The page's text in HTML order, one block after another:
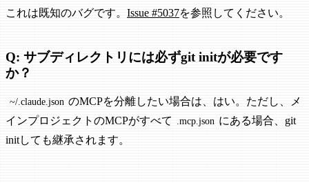
これは既知のバグです。 Issue #5037を参照してください。
Q: サブディレクトリには必ずgit initが必要です
か？
~/.claude.json のMCPを分離したい場合は、はい。ただし、メ
インプロジェクトのMCPがすべて
.mcp.json にある場合、git
initしても継承されます。